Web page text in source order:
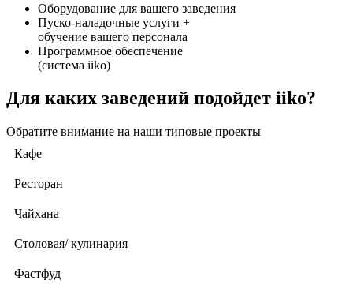
Оборудование для вашего заведения
Пуско-наладочные услуги +
обучение вашего персонала
Программное обеспечение
(система iiko)
Для каких заведений подойдет iiko?
Обратите внимание на наши типовые проекты
Кафе
Ресторан
Чайхана
Столовая/ кулинария
Фастфуд